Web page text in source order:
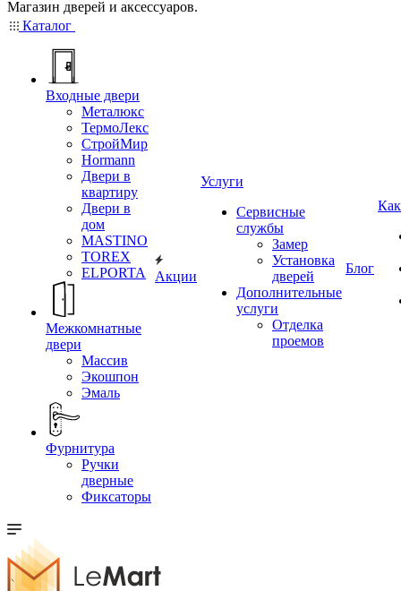
Магазин дверей и аксессуаров.
Каталог
Входные двери
Металюкс
ТермоЛекс
СтройМир
Hormann
Двери в
квартиру
Двери в
дом
MASTINO
TOREX
ELPORTA
Межкомнатные
двери
Массив
Экошпон
Эмаль
Фурнитура
Ручки
дверные
Фиксаторы
Акции
Услуги
Сервисные
службы
Замер
Установка
дверей
Дополнительные
услуги
Отделка
проемов
Блог